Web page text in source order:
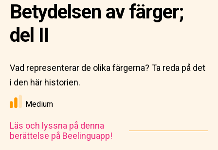
Betydelsen av färger;
del II
Vad representerar de olika färgerna? Ta reda på det
i den här historien.
Medium
Läs och lyssna på denna
berättelse på Beelinguapp!